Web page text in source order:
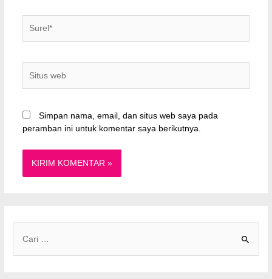
web
Simpan nama, email, dan situs web saya pada
peramban ini untuk komentar saya berikutnya.